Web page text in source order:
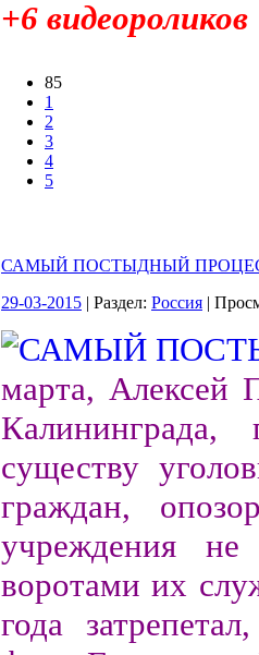
+6 видеороликов
85
1
2
3
4
5
САМЫЙ ПОСТЫДНЫЙ
29-03-2015 | Раздел: Россия |
марта, Алексей
существу
граждан,
учреждения
воротами их
года